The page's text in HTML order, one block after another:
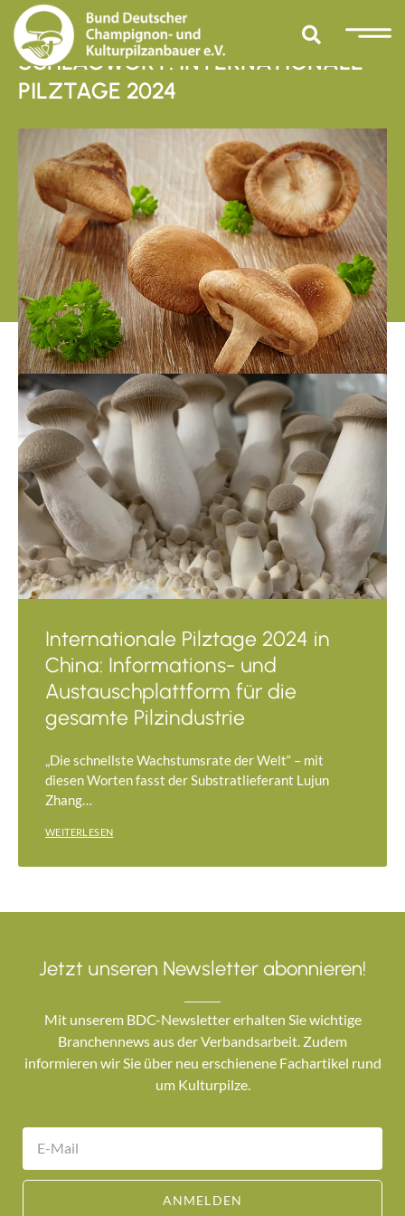
SCHLAGWORT: INTERNATIONALE
PILZTAGE 2024
Internationale Pilztage 2024 in
China: Informations- und
Austauschplattform für die
gesamte Pilzindustrie
„Die schnellste Wachstumsrate der Welt“ – mit
diesen Worten fasst der Substratlieferant Lujun
Zhang…
WEITERLESEN
Jetzt unseren Newsletter abonnieren!
Mit unserem BDC-Newsletter erhalten Sie wichtige
Branchennews aus der Verbandsarbeit. Zudem
informieren wir Sie über neu erschienene Fachartikel rund
um Kulturpilze.
ANMELDEN